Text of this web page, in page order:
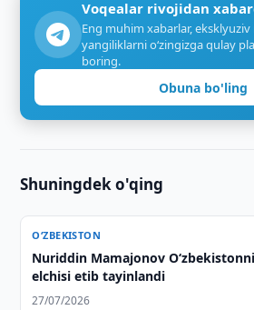
Voqealar rivojidan
Eng muhim xabarlar,
yangiliklarni o‘zingizga qulay
boring.
Obuna bo'ling
Shuningdek o'qing
O‘ZBEKISTON
Nuriddin Mamajonov
elchisi etib tayinlandi
27/07/2026